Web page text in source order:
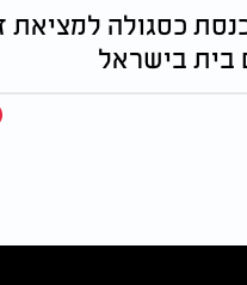
כסגולה למציאת
בית בישראל